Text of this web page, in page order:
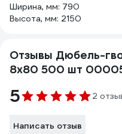
Ширина, мм: 790
Высота, мм: 2150
Отзывы Дюбель-
8х80 500 шт
5 2
Написать отзыв